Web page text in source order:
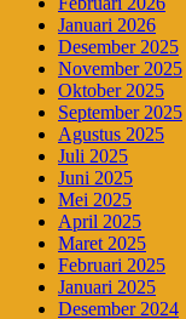
Januari 2026
Desember 2025
November 2025
Oktober 2025
September 2025
Agustus 2025
Juli 2025
Juni 2025
Mei 2025
April 2025
Maret 2025
Februari 2025
Januari 2025
Desember 2024